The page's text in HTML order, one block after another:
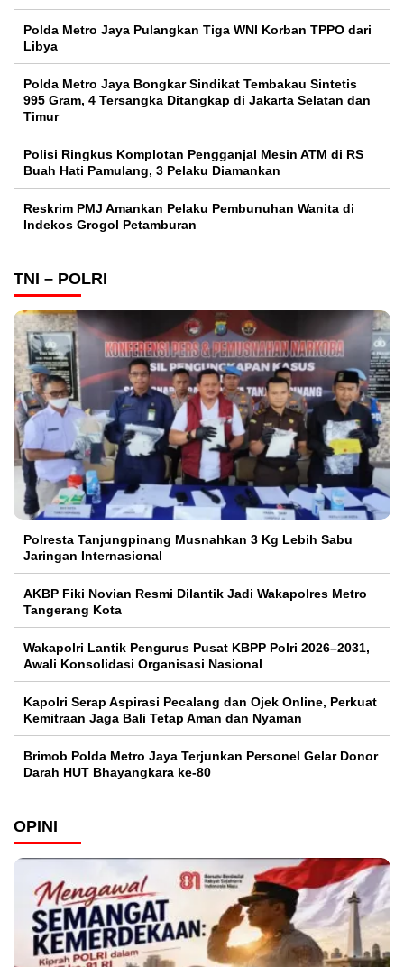
Polda Metro Jaya Pulangkan Tiga WNI Korban TPPO dari
Libya
Polda Metro Jaya Bongkar Sindikat Tembakau Sintetis
995 Gram, 4 Tersangka Ditangkap di Jakarta Selatan dan
Timur
Polisi Ringkus Komplotan Pengganjal Mesin ATM di RS
Buah Hati Pamulang, 3 Pelaku Diamankan
Reskrim PMJ Amankan Pelaku Pembunuhan Wanita di
Indekos Grogol Petamburan
TNI – POLRI
Polresta Tanjungpinang Musnahkan 3 Kg Lebih Sabu
Jaringan Internasional
AKBP Fiki Novian Resmi Dilantik Jadi Wakapolres Metro
Tangerang Kota
Wakapolri Lantik Pengurus Pusat KBPP Polri 2026–2031,
Awali Konsolidasi Organisasi Nasional
Kapolri Serap Aspirasi Pecalang dan Ojek Online, Perkuat
Kemitraan Jaga Bali Tetap Aman dan Nyaman
Brimob Polda Metro Jaya Terjunkan Personel Gelar Donor
Darah HUT Bhayangkara ke-80
OPINI